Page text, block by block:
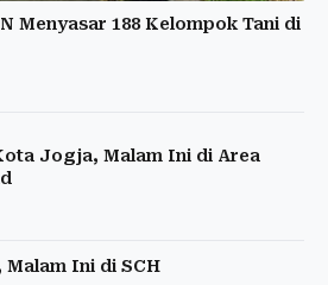
Menyasar 188 Kelompok Tani di
Jogja, Malam Ini di Area
Ini di SCH